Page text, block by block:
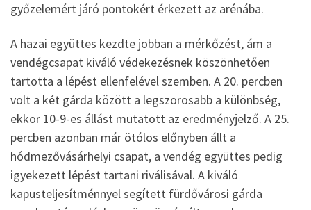
győzelemért járó pontokért érkezett az arénába.
A hazai együttes kezdte jobban a mérkőzést, ám a
vendégcsapat kiváló védekezésnek köszönhetően
tartotta a lépést ellenfelével szemben. A 20. percben
volt a két gárda között a legszorosabb a különbség,
ekkor 10-9-es állást mutatott az eredményjelző. A 25.
percben azonban már ötólos előnyben állt a
hódmezővásárhelyi csapat, a vendég együttes pedig
igyekezett lépést tartani riválisával. A kiváló
kapusteljesítménnyel segített fürdővárosi gárda